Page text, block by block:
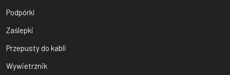
Podpórki
Zaślepki
Przepusty do kabli
Wywietrznik